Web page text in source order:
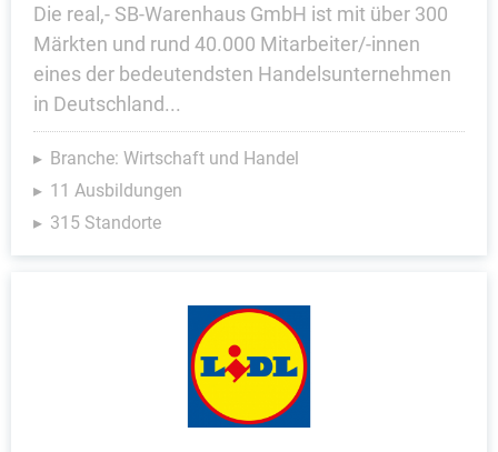
Die real,- SB-Warenhaus GmbH ist mit über 300
Märkten und rund 40.000 Mitarbeiter/-innen
eines der bedeutendsten Handelsunternehmen
in Deutschland...
Branche: Wirtschaft und Handel
11 Ausbildungen
315 Standorte